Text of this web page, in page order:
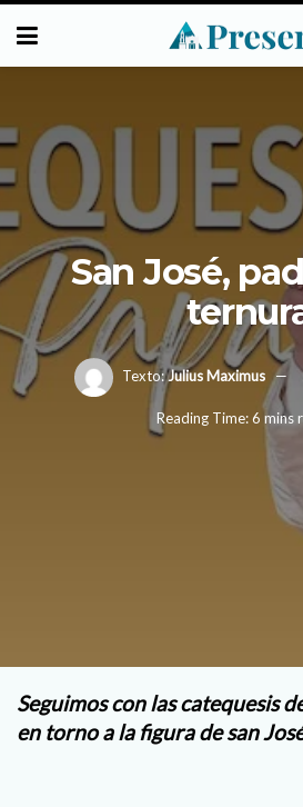
San José,
Texto:Julius Maximus
Reading Time: 6 mins
Seguimos con las catequesis
en torno a la figura de san